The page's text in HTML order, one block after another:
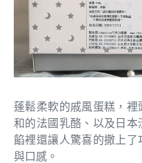
蓬鬆柔軟的戚風蛋糕，裡
和的法國乳酪、以及日本
餡裡還讓人驚喜的撒上了
與口感。